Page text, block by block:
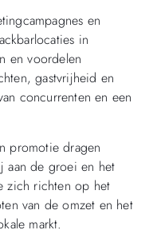
en
in
en voordelen
gastvrijheid en
concurrenten en een
promotie dragen
aan de groei en het
zich richten op het
van de omzet en het
markt.